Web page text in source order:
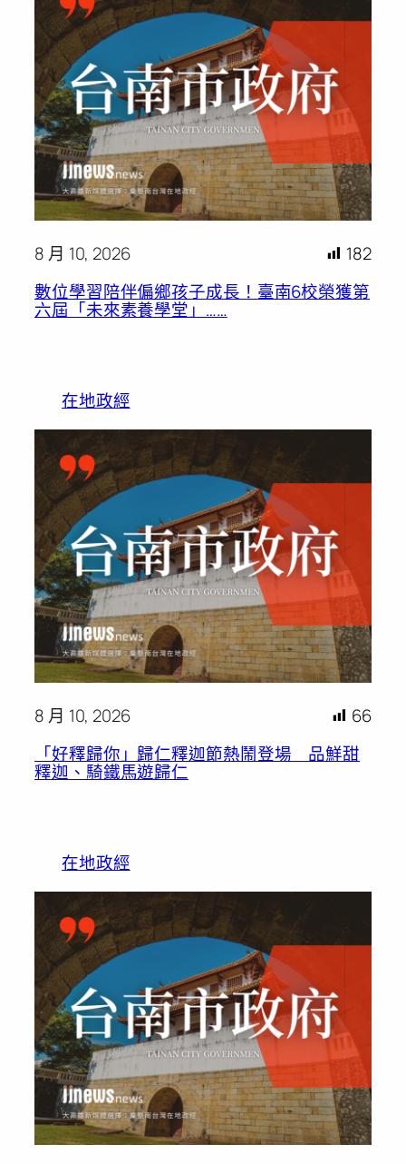
8 月 10, 2026
182
數位學習陪伴偏鄉孩子成長！臺南6校榮獲第
六屆「未來素養學堂」……
在地政經
8 月 10, 2026
66
「好釋歸你」歸仁釋迦節熱鬧登場 品鮮甜
釋迦、騎鐵馬遊歸仁
在地政經